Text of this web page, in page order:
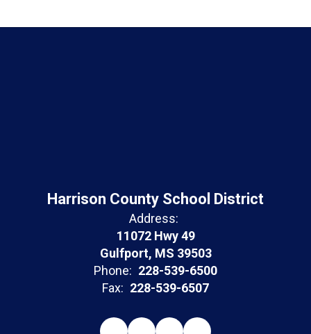
Harrison County School District
Address:
11072 Hwy 49
Gulfport, MS 39503
Phone: 228-539-6500
Fax: 228-539-6507